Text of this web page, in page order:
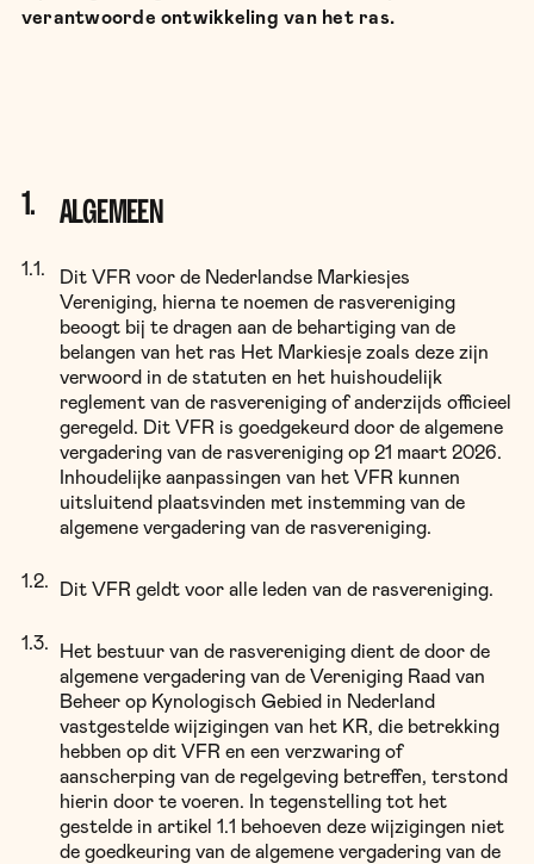
verantwoorde ontwikkeling van het ras.
ALGEMEEN
Dit VFR voor de Nederlandse Markiesjes
Vereniging, hierna te noemen de rasvereniging
beoogt bij te dragen aan de behartiging van de
belangen van het ras Het Markiesje zoals deze zijn
verwoord in de statuten en het huishoudelijk
reglement van de rasvereniging of anderzijds officieel
geregeld. Dit VFR is goedgekeurd door de algemene
vergadering van de rasvereniging op 21 maart 2026.
Inhoudelijke aanpassingen van het VFR kunnen
uitsluitend plaatsvinden met instemming van de
algemene vergadering van de rasvereniging.
Dit VFR geldt voor alle leden van de rasvereniging.
Het bestuur van de rasvereniging dient de door de
algemene vergadering van de Vereniging Raad van
Beheer op Kynologisch Gebied in Nederland
vastgestelde wijzigingen van het KR, die betrekking
hebben op dit VFR en een verzwaring of
aanscherping van de regelgeving betreffen, terstond
hierin door te voeren. In tegenstelling tot het
gestelde in artikel 1.1 behoeven deze wijzigingen niet
de goedkeuring van de algemene vergadering van de